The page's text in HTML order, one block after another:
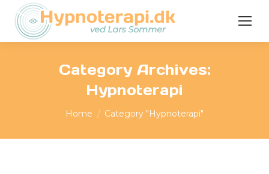
Category Archives:
Hypnoterapi
You are here:
Home Category "Hypnoterapi"